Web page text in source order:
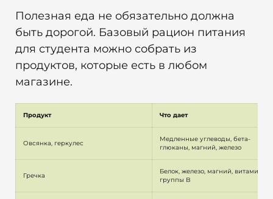
Полезная еда не обязательно должна
быть дорогой. Базовый рацион питания
для студента можно собрать из
продуктов, которые есть в любом
магазине.
Продукт Что дает
Овсянка, геркулес
Медленные углеводы, бета-
глюканы, магний, железо
Гречка
Белок, железо, магний, витамины
группы B